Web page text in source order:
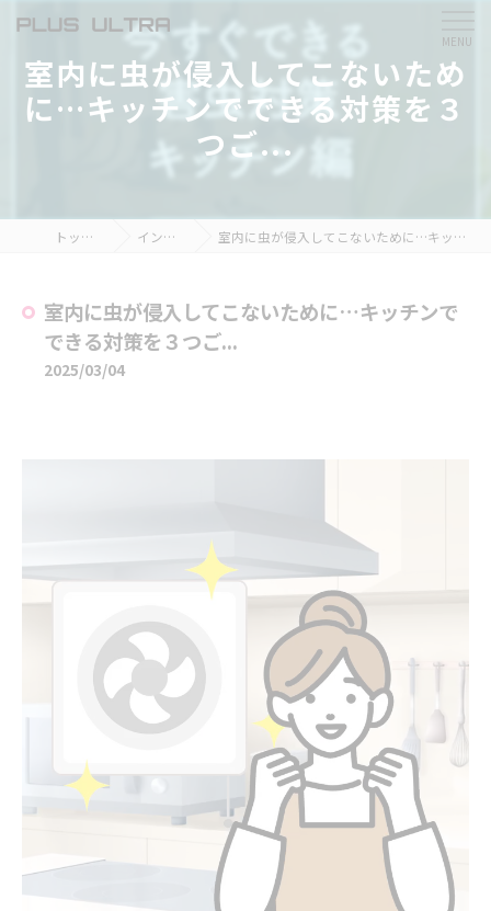
室内に虫が侵入してこないため
に…キッチンでできる対策を３
つご...
トップページ インスタ掲載 室内に虫が侵入してこないために…キッチンでできる対策を３つご...
室内に虫が侵入してこないために…キッチンで
できる対策を３つご...
2025/03/04